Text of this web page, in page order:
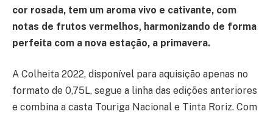
cor rosada, tem um aroma vivo e cativante, com
notas de frutos vermelhos, harmonizando de forma
perfeita com a nova estação, a primavera.
A Colheita 2022, disponível para aquisição apenas no
formato de 0,75L, segue a linha das edições anteriores
e combina a casta Touriga Nacional e Tinta Roriz. Com